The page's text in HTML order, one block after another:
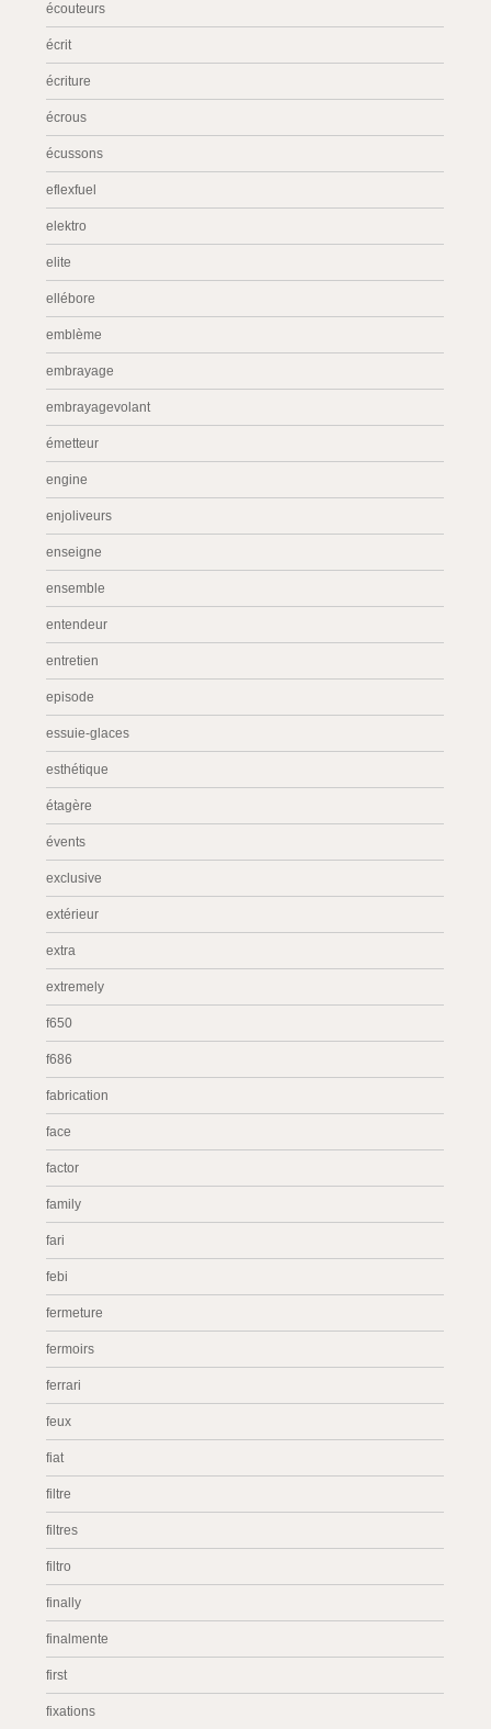
écouteurs
écrit
écriture
écrous
écussons
eflexfuel
elektro
elite
ellébore
emblème
embrayage
embrayagevolant
émetteur
engine
enjoliveurs
enseigne
ensemble
entendeur
entretien
episode
essuie-glaces
esthétique
étagère
évents
exclusive
extérieur
extra
extremely
f650
f686
fabrication
face
factor
family
fari
febi
fermeture
fermoirs
ferrari
feux
fiat
filtre
filtres
filtro
finally
finalmente
first
fixations